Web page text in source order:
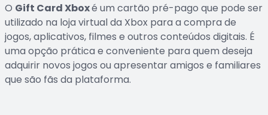
O Gift Card Xboxé um cartão pré-pago que pode ser
utilizado na loja virtual da Xbox para a compra de
jogos, aplicativos, filmes e outros conteúdos digitais. É
uma opção prática e conveniente para quem deseja
adquirir novos jogos ou apresentar amigos e familiares
que são fãs da plataforma.